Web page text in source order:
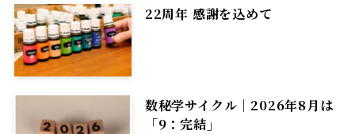
22周年 感謝を込めて
数秘学サイクル｜2026年8月は
「9：完結」